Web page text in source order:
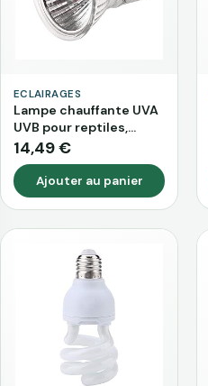
ECLAIRAGES
Lampe chauffante UVA
UVB pour reptiles,
lampe chauffante pour
reptiles, tortues,
animaux domestiques,
spectre complet (50
W) (25 W)
14,49 €
Ajouter au panier